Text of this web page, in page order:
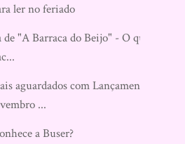
ler no feriado
"A Barraca do Beijo" - O que
aguardados com Lançamento
...
a Buser?